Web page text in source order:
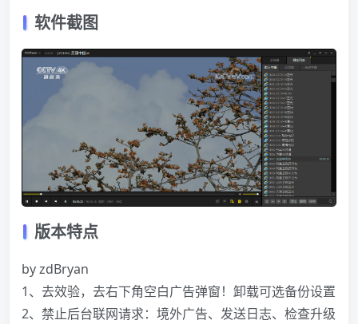
软件截图
版本特点
by zdBryan
1、去效验，去右下角空白广告弹窗！卸载可选备份设置
2、禁止后台联网请求：境外广告、发送日志、检查升级